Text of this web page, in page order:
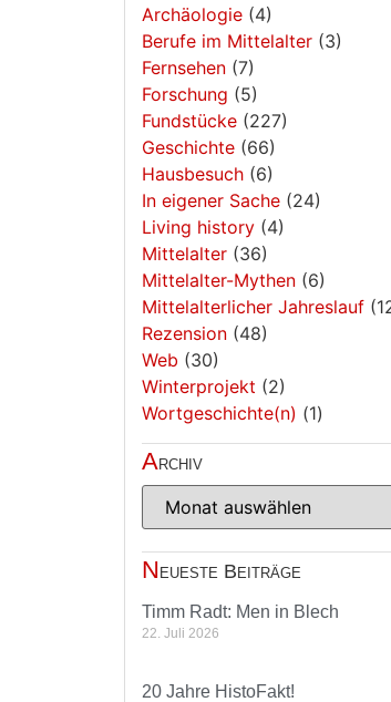
Archäologie (4)
Berufe im Mittelalter (3)
Fernsehen (7)
Forschung (5)
Fundstücke (227)
Geschichte (66)
Hausbesuch (6)
In eigener Sache (24)
Living history (4)
Mittelalter (36)
Mittelalter-Mythen (6)
Mittelalterlicher Jahreslauf
Rezension (48)
Web (30)
Winterprojekt (2)
Wortgeschichte(n) (1)
Archiv
Neueste Beiträge
Timm Radt: Men in Blech
22. Juli 2026
20 Jahre HistoFakt!